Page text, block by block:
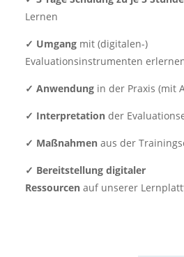
Lernen
✓ Umgang mit (digitalen-)
Evaluationsinstrumenten
✓ Anwendung in der Praxis (mit
✓ Interpretation der
✓ Maßnahmen aus der
✓ Bereitstellung digitaler
Ressourcen auf unserer